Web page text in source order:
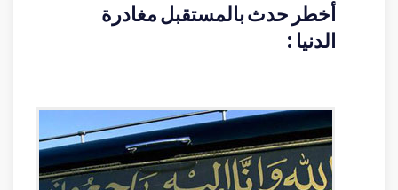
أخطر حدث بالمستقبل مغادرة
الدنيا :